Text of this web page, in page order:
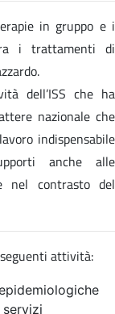
in gruppo e i
i trattamenti di
dell’ISS che ha
nazionale che
indispensabile
anche alle
nel contrasto del
attività: